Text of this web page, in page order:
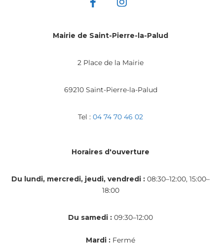
Mairie de Saint-Pierre-la-Palud
2 Place de la Mairie
69210 Saint-Pierre-la-Palud
Tel : 04 74 70 46 02
Horaires d'ouverture
Du lundi, mercredi, jeudi, vendredi : 08:30–12:00, 15:00–
18:00
Du samedi : 09:30–12:00
Mardi : Fermé